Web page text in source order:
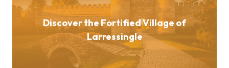
Discover the Fortified Village of
Larressingle